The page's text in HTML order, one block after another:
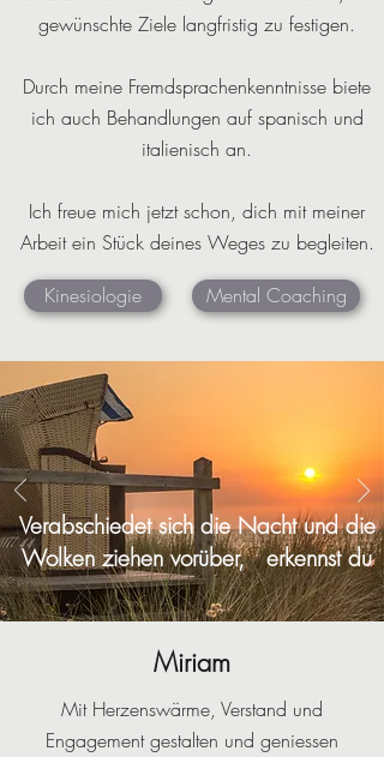
gewünschte Ziele langfristig zu festigen.
Durch meine Fremdsprachenkenntnisse biete
ich auch Behandlungen auf spanisch und
italienisch an.
Ich freue mich jetzt schon, dich mit meiner
Arbeit ein Stück deines Weges zu begleiten.
Kinesiologie
Mental Coaching
Verabschiedet sich die Nacht und die
Wolken ziehen vorüber, erkennst du
Miriam
Mit Herzenswärme, Verstand und
Engagement gestalten und geniessen